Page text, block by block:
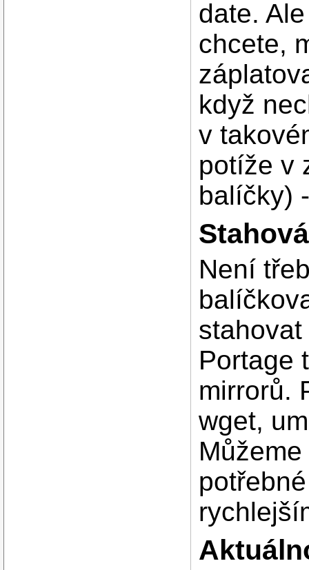
date.
chcete,
když
v
potíže v
balíčky)
Není
Portage
mirrorů.
wget,